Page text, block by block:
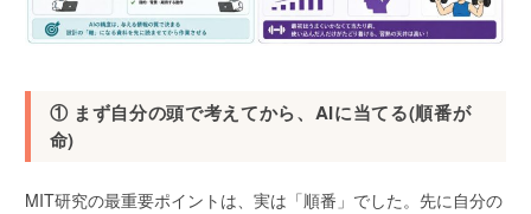
① まず自分の頭で考えてから、AIに当てる(順番が
命)
MIT研究の最重要ポイントは、実は「順番」でした。先に自分の